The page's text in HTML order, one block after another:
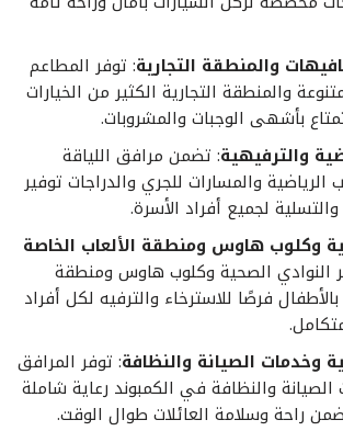
والمنطقة التجارية: توفر المطاعم
والمنطقة التجارية الكثير من الخيارات
بأشهى الوجبات والمشروبات.
والترفيهية: تضمن مرافق اللياقة
الرياضية والمسارات للجري والدراجات توفير
لجميع أفراد الأسرة.
وكلوب هاوس ومنطقة الألعاب الخاصة
النوادي الصحية وكلوب هاوس ومنطقة
بالأطفال فرصًا للاسترخاء والترفيه لكل أفراد
وخدمات الصيانة والنظافة: توفر المرافق
والنظافة في الكمبوند رعاية شاملة
راحة وسلامة العائلات طوال الوقت.